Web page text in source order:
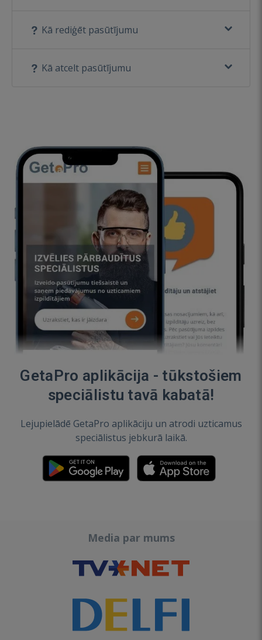
Kā rediģēt pasūtījumu
Kā atcelt pasūtījumu
GetaPro aplikācija - tūkstošiem
speciālistu tavā kabatā!
Lejupielādē GetaPro aplikāciju un atrodi uzticamus
speciālistus jebkurā laikā.
Media par mums